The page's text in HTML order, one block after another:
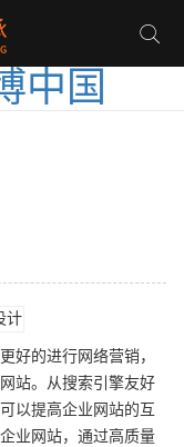
中国
好的进行网络营销，
站。从搜索引擎友好
以提高企业网站的互
业网站，通过高质量